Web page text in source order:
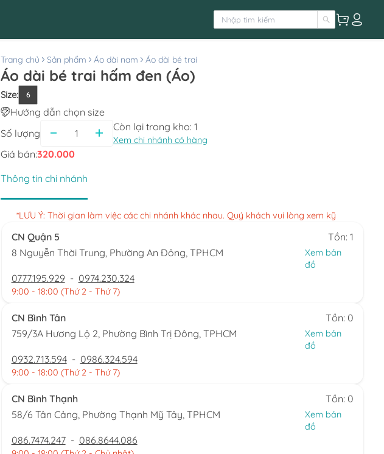
Trang chủ Sản phẩm Áo dài nam Áo dài bé trai
Áo dài bé trai hấm đen (Áo)
Size: 6
Hướng dẫn chọn size
Số lượng
Còn lại trong kho: 1
Xem chi nhánh có hàng
Giá bán:320.000
Thông tin chi nhánh
*LƯU Ý: Thời gian làm việc các chi nhánh khác nhau. Quý khách vui lòng xem kỹ
CN Quận 5
Tồn: 1
8 Nguyễn Thời Trung, Phường An Đông, TPHCM
Xem bản
đồ
0777.195.929 - 0974.230.324
9:00 - 18:00 (Thứ 2 - Thứ 7)
CN Bình Tân
Tồn: 0
759/3A Hương Lộ 2, Phường Bình Trị Đông, TPHCM
Xem bản
đồ
0932.713.594 - 0986.324.594
9:00 - 18:00 (Thứ 2 - Thứ 7)
CN Bình Thạnh
Tồn: 0
58/6 Tân Cảng, Phường Thạnh Mỹ Tây, TPHCM
Xem bản
đồ
086.7474.247 - 086.8644.086